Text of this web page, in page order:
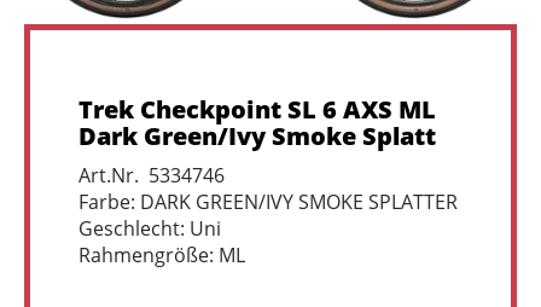
Trek Checkpoint SL 6 AXS ML
Dark Green/Ivy Smoke Splatt
Art.Nr. 5334746
Farbe: DARK GREEN/IVY SMOKE SPLATTER
Geschlecht: Uni
Rahmengröße: ML